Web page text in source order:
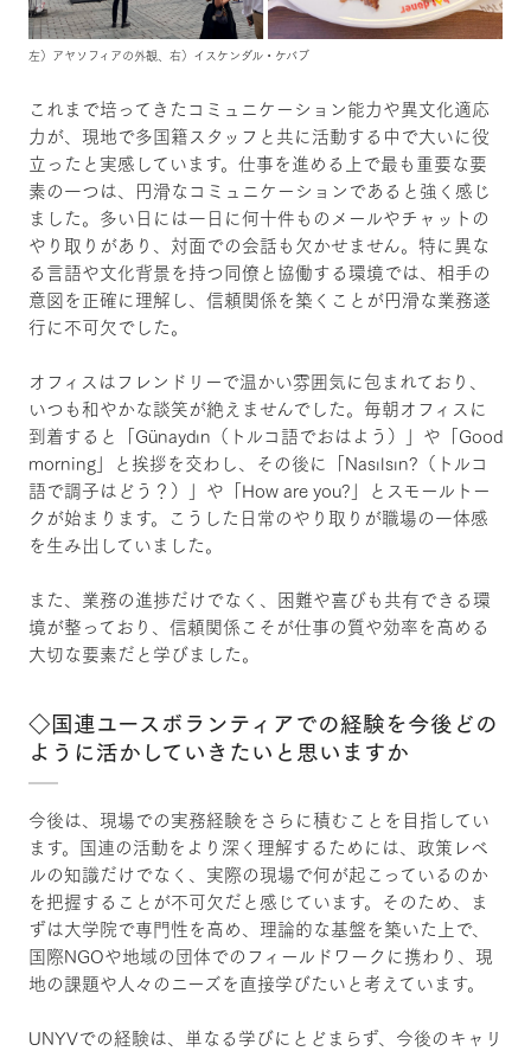
左）アヤソフィアの外観、右）イスケンダル・ケバブ
これまで培ってきたコミュニケーション能力や異文化適応
力が、現地で多国籍スタッフと共に活動する中で大いに役
立ったと実感しています。仕事を進める上で最も重要な要
素の一つは、円滑なコミュニケーションであると強く感じ
ました。多い日には一日に何十件ものメールやチャットの
やり取りがあり、対面での会話も欠かせません。特に異な
る言語や文化背景を持つ同僚と協働する環境では、相手の
意図を正確に理解し、信頼関係を築くことが円滑な業務遂
行に不可欠でした。
オフィスはフレンドリーで温かい雰囲気に包まれており、
いつも和やかな談笑が絶えませんでした。毎朝オフィスに
到着すると「Günaydın（トルコ語でおはよう）」や「Good
morning」と挨拶を交わし、その後に「Nasılsın?（トルコ
語で調子はどう？）」や「How are you?」とスモールトー
クが始まります。こうした日常のやり取りが職場の一体感
を生み出していました。
また、業務の進捗だけでなく、困難や喜びも共有できる環
境が整っており、信頼関係こそが仕事の質や効率を高める
大切な要素だと学びました。
◇国連ユースボランティアでの経験を今後どの
ように活かしていきたいと思いますか
今後は、現場での実務経験をさらに積むことを目指してい
ます。国連の活動をより深く理解するためには、政策レベ
ルの知識だけでなく、実際の現場で何が起こっているのか
を把握することが不可欠だと感じています。そのため、ま
ずは大学院で専門性を高め、理論的な基盤を築いた上で、
国際NGOや地域の団体でのフィールドワークに携わり、現
地の課題や人々のニーズを直接学びたいと考えています。
UNYVでの経験は、単なる学びにとどまらず、今後のキャリ